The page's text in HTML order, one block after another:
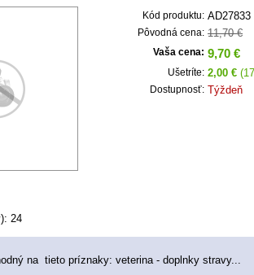
Kód produktu: AD27833
Pôvodná cena: 11,70 €
Vaša cena: 9,70 €
Ušetríte: 2,00 €
Dostupnosť: Týždeň
24
na tieto príznaky: veterina - doplnky stravy...